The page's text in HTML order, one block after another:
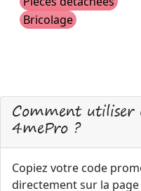
Bricolage
Comment utiliser
4mePro ?
Copiez votre code
directement sur la